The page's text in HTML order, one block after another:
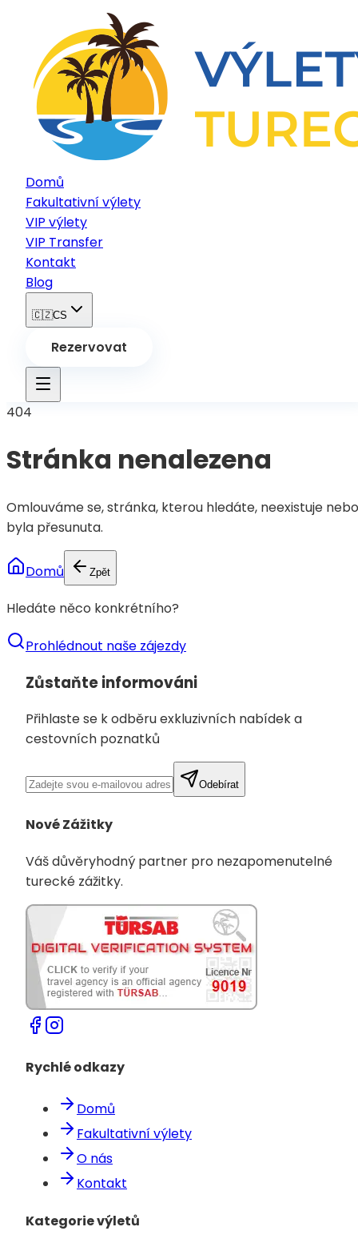
Domů
Fakultativní výlety
VIP výlety
VIP Transfer
Kontakt
Blog
🇨🇿CS
Rezervovat
404
Stránka nenalezena
Omlouváme se, stránka, kterou hledáte, neexistuje nebo
byla přesunuta.
Domů Zpět
Hledáte něco konkrétního?
Prohlédnout naše zájezdy
Zůstaňte informováni
Přihlaste se k odběru exkluzivních nabídek a
cestovních poznatků
Odebírat
Nové Zážitky
Váš důvěryhodný partner pro nezapomenutelné
turecké zážitky.
Rychlé odkazy
Domů
Fakultativní výlety
O nás
Kontakt
Kategorie výletů